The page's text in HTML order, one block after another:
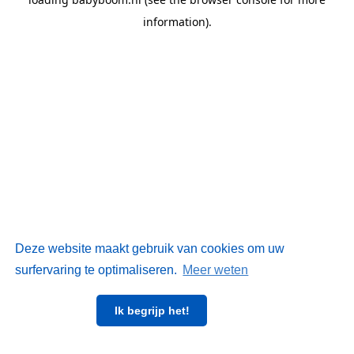
Deze website maakt gebruik van cookies om uw
surfervaring te optimaliseren. Meer weten
Ik begrijp het!
information).